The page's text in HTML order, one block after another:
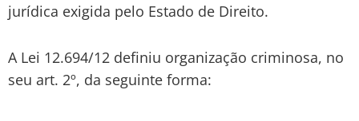
jurídica exigida pelo Estado de Direito.
A Lei 12.694/12 definiu organização criminosa, no
seu art. 2º, da seguinte forma: